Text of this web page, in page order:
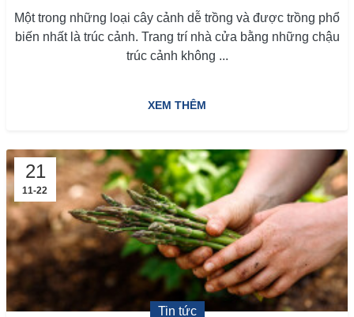
đầy
Một trong những loại cây cảnh dễ trồng và được trồng phổ
biến nhất là trúc cảnh. Trang trí nhà cửa bằng những chậu
trúc cảnh không ...
XEM THÊM
21
11-22
Tin tức